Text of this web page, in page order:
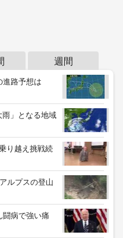
週間
進路予想は
雨」となる地域
り越え挑戦続
ルプスの登山
闘病で強い痛